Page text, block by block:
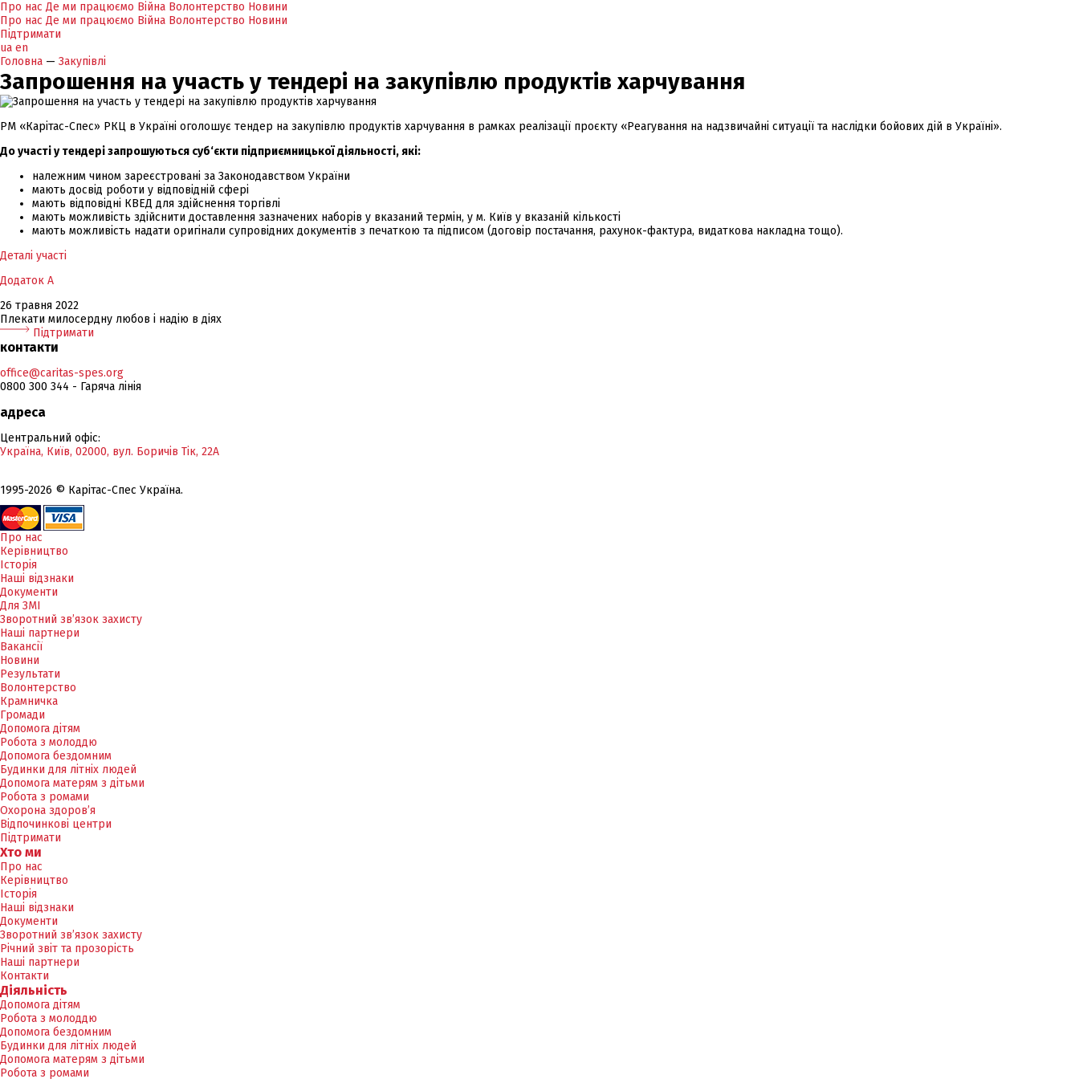
Про нас Де ми працюємо Війна Волонтерство Новини
Про нас Де ми працюємо Війна Волонтерство Новини
Підтримати
ua en
Головна — Закупівлі
Запрошення на участь у тендері на закупівлю продуктів харчування
РМ «Карітас-Спес» РКЦ в Україні оголошує тендер на закупівлю продуктів харчування в рамках реалізації проєкту «Реагування на надзвичайні ситуації та наслідки бойових дій в Україні».
До участі у тендері запрошуються суб‘єкти підприємницької діяльності, які:
належним чином зареєстровані за Законодавством України
мають досвід роботи у відповідній сфері
мають відповідні КВЕД для здійснення торгівлі
мають можливість здійснити доставлення зазначених наборів у вказаний термін, у м. Київ у вказаній кількості
мають можливість надати оригінали супровідних документів з печаткою та підписом (договір постачання, рахунок-фактура, видаткова накладна тощо).
Деталі участі
Додаток А
26 травня 2022
Плекати милосердну любов і надію в діях
Підтримати
контакти
office@caritas-spes.org
0800 300 344 - Гаряча лінія
адреса
Центральний офіс:
Україна, Київ, 02000, вул. Боричів Тік, 22А
1995-2026 © Карітас-Спес Україна.
Про нас
Керівництво
Історія
Наші відзнаки
Документи
Для ЗМІ
Зворотний зв’язок захисту
Наші партнери
Вакансії
Новини
Результати
Волонтерство
Крамничка
Громади
Допомога дітям
Робота з молоддю
Допомога бездомним
Будинки для літніх людей
Допомога матерям з дітьми
Робота з ромами
Охорона здоров’я
Відпочинкові центри
Підтримати
Хто ми
Про нас
Керівництво
Історія
Наші відзнаки
Документи
Зворотний зв’язок захисту
Річний звіт та прозорість
Наші партнери
Контакти
Діяльність
Допомога дітям
Робота з молоддю
Допомога бездомним
Будинки для літніх людей
Допомога матерям з дітьми
Робота з ромами